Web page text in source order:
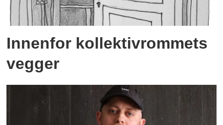
Innenfor kollektivrommets
vegger